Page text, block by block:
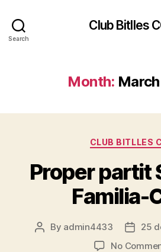
Search
Club Bitlles
Month:
CLUB BITLLES
Proper partit
Familia-
Post
By admin4433
Post
date
25
No